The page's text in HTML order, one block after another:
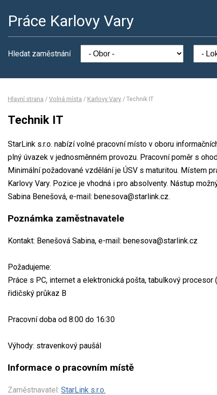
Práce Karlovy Vary
Hledat zaměstnání
Hlavní strana / Volná místa / Karlovy Vary / Technik IT
Technik IT
StarLink s.r.o. nabízí volné pracovní místo v oboru
plný úvazek v jednosměnném provozu. Pracovní poměr s
Minimální požadované vzdělání je ÚSV s maturitou. Místem
Karlovy Vary. Pozice je vhodná i pro absolventy. Nástup
Sabina Benešová, e-mail: benesova@starlink.cz.
Poznámka zaměstnavatele
Kontakt: Benešová Sabina, e-mail: benesova@starlink.cz
Požadujeme:
Práce s PC, internet a elektronická pošta, tabulkový
řidičský průkaz B
Pracovní doba od 8:00 do 16:30
Výhody: stravenkový paušál
Informace o pracovním místě
Zaměstnavatel: StarLink s.r.o.